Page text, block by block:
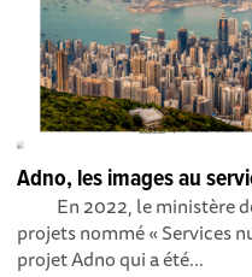
Adno, les images au
En 2022, le ministère
projets nommé « Services
projet Adno qui a été...